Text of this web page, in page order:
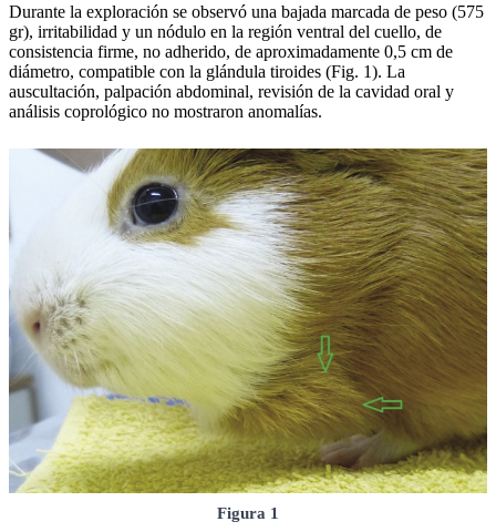
Durante la exploración se observó una bajada marcada de peso (575
gr), irritabilidad y un nódulo en la región ventral del cuello, de
consistencia firme, no adherido, de aproximadamente 0,5 cm de
diámetro, compatible con la glándula tiroides (Fig. 1). La
auscultación, palpación abdominal, revisión de la cavidad oral y
análisis coprológico no mostraron anomalías.
Figura 1